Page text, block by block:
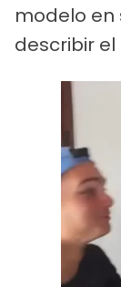
modelo en
describir